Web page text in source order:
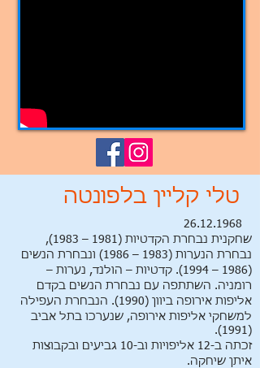
טלי קליין בלפונטה
26.12.1968
שחקנית נבחרת הקדטיות (1981 – 1983),
נבחרת הנערות (1983 – 1986) ונבחרת הנשים
(1986 – 1994). קדטיות – הולנד, נערות –
רומניה. השתתפה עם נבחרת הנשים בקדם
אליפות אירופה ביוון (1990). הנבחרת העפילה
למשחקי אליפות אירופה, שנערכו בתל אביב
(1991).
זכתה ב-12 אליפויות וב-10 גביעים ובקבוצות
איתן שיחקה.